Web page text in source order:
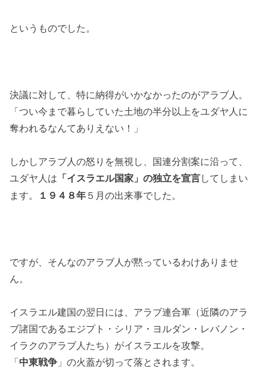
というものでした。
決議に対して、特に納得がいかなかったのがアラブ人。
「つい今まで暮らしていた土地の半分以上をユダヤ人に
奪われるなんてありえない！」
しかしアラブ人の怒りを無視し、国連分割案に沿って、
ユダヤ人は 「イスラエル国家」の独立を宣言してしまい
ます。
１９４８年 ５月の出来事でした。
ですが、そんなのアラブ人が黙っているわけありませ
ん。
イスラエル建国の翌日には、アラブ連合軍（近隣のアラ
ブ諸国であるエジプト・シリア・ヨルダン・レバノン・
イラクのアラブ人たち）がイスラエルを攻撃。
「中東戦争 」の火蓋が切って落とされます。